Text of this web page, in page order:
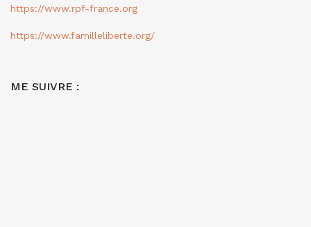
https://www.rpf-france.org
https://www.familleliberte.org/
ME SUIVRE :